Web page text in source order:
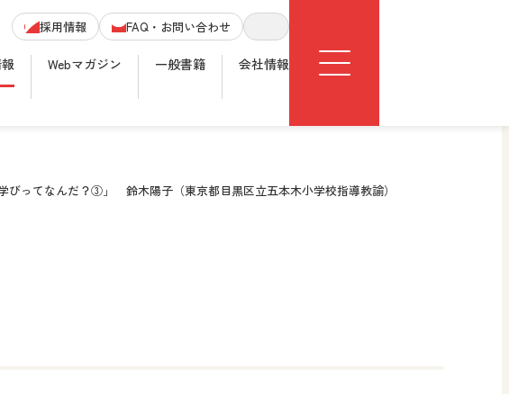
採用情報 FAQ・お問い合わせ
サイト内検索
Webマガジン 一般書籍 会社情報
びってなんだ？③」 鈴木陽子（東京都目黒区立五本木小学校指導教諭）